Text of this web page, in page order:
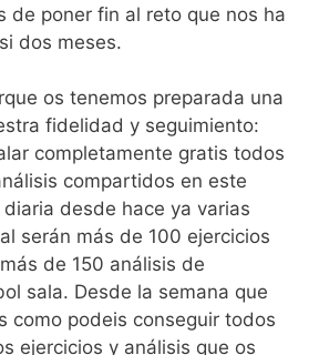
de poner fin al reto que nos ha
dos meses.
os tenemos preparada una
fidelidad y seguimiento:
completamente gratis todos
compartidos en este
desde hace ya varias
serán más de 100 ejercicios
de 150 análisis de
sala. Desde la semana que
como podeis conseguir todos
ejercicios y análisis que os